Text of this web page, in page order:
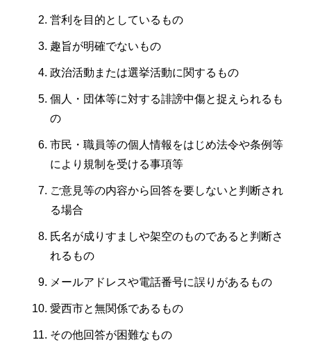
営利を目的としているもの
趣旨が明確でないもの
政治活動または選挙活動に関するもの
個人・団体等に対する誹謗中傷と捉えられるも
の
市民・職員等の個人情報をはじめ法令や条例等
により規制を受ける事項等
ご意見等の内容から回答を要しないと判断され
る場合
氏名が成りすましや架空のものであると判断さ
れるもの
メールアドレスや電話番号に誤りがあるもの
愛西市と無関係であるもの
その他回答が困難なもの